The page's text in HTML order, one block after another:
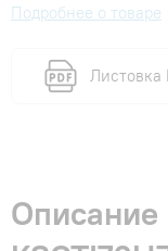
Подробнее о товаре
Листовка